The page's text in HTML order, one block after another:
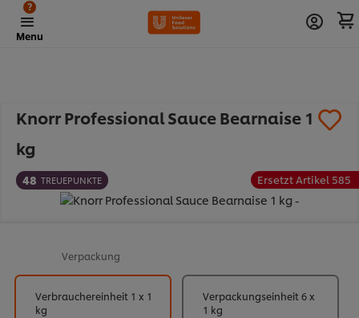
Menu
?
Knorr Professional Sauce Bearnaise 1
kg
Ersetzt Artikel 585
48 TREUEPUNKTE
Verpackung
Verbrauchereinheit 1 x 1
kg
Verpackungseinheit 6 x
1 kg